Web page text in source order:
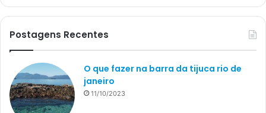
Postagens Recentes
O que fazer na barra da tijuca rio de
janeiro
11/10/2023